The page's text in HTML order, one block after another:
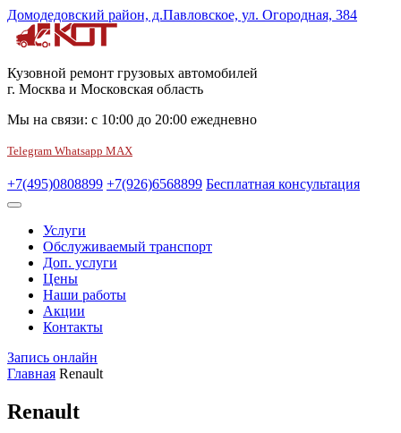
Домодедовский район, д.Павловское, ул. Огородная, 384
Кузовной ремонт грузовых автомобилей
г. Москва и Московская область
Мы на связи: с 10:00 до 20:00 ежедневно
Telegram Whatsapp MAX
+7(495)0808899 +7(926)6568899 Бесплатная консультация
Услуги
Обслуживаемый транспорт
Доп. услуги
Цены
Наши работы
Акции
Контакты
Запись онлайн
Главная Renault
Renault